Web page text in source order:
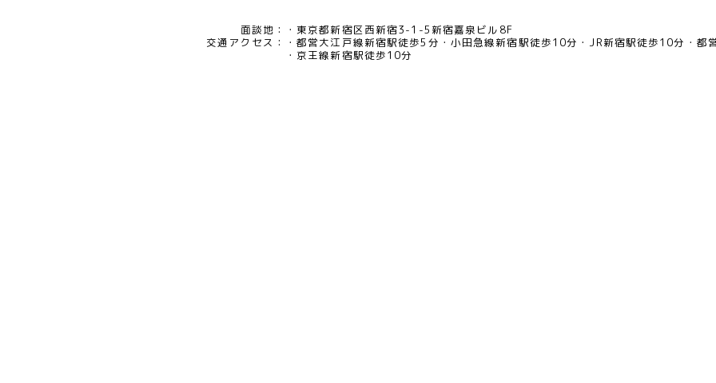
eメール：pv@mimaze.co.jp
面談地：
東京都新宿区西新宿3-1-5新宿嘉泉ビル8F
交通アクセス：
都営大江戸線新宿駅徒歩5分 小田急線新宿駅徒歩10分 JR新宿駅徒歩10分
都
京王線新宿駅徒歩10分